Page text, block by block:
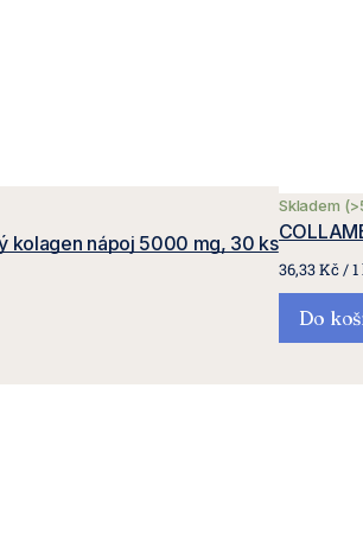
kolagen nápoj 5000 mg, 30 ks
Skladem
Měrná
cena:
36,33 Kč / 1
Do